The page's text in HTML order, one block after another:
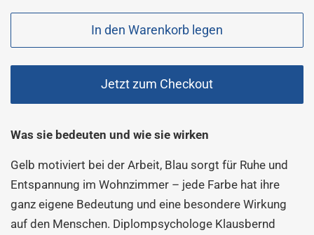
In den Warenkorb legen
Jetzt zum Checkout
Was sie bedeuten und wie sie wirken
Gelb motiviert bei der Arbeit, Blau sorgt für Ruhe und
Entspannung im Wohnzimmer – jede Farbe hat ihre
ganz eigene Bedeutung und eine besondere Wirkung
auf den Menschen. Diplompsychologe Klausbernd